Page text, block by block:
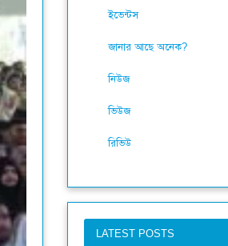
ইভেন্টস
জানার আছে অনেক?
নিউজ
ভিউজ
রিভিউ
LATEST POSTS